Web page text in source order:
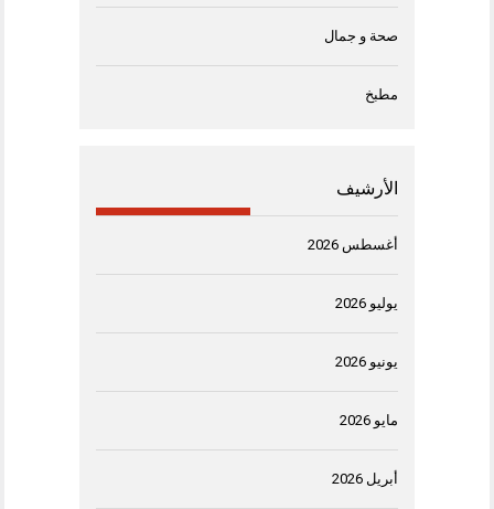
صحة و جمال
مطبخ
الأرشيف
أغسطس 2026
يوليو 2026
يونيو 2026
مايو 2026
أبريل 2026